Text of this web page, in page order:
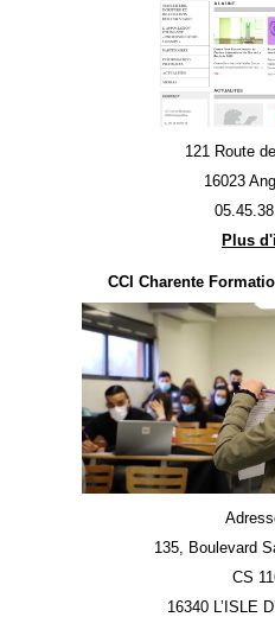
121 Route
16023
Plus
CCI Charente
135, Boulevard
CS
16340 L’ISLE